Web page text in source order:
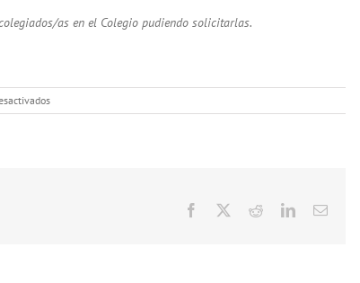
as en el Colegio pudiendo solicitarlas.
en
Renovación
Facebook RedditLinkedInCorreo